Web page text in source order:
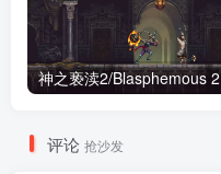
神之亵渎2/Blasphemous 2
评论 抢沙发